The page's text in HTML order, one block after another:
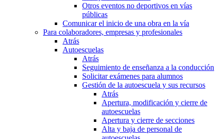
Otros eventos no deportivos en vías
públicas
Comunicar el inicio de una obra en la vía
Para colaboradores, empresas y profesionales
Atrás
Autoescuelas
Atrás
Seguimiento de enseñanza a la conducción
Solicitar exámenes para alumnos
Gestión de la autoescuela y sus recursos
Atrás
Apertura, modificación y cierre de
autoescuelas
Apertura y cierre de secciones
Alta y baja de personal de